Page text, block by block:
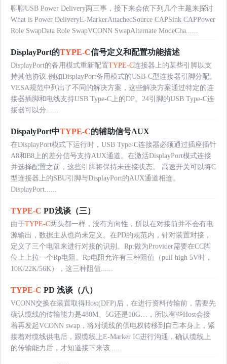
聊聊USB Power Delivery两三事，接下来会依下列几个主题来探讨
What is Power DeliveryE-MarkerAttachedSource CAPSink CAPPower
Role SwapData Role SwapVCONN SwapAlternate ModeCha......
DisplayPort的TYPE-C信号定义和配置功能描述
DisplayPort的备用模式重新配置TYPE-C连接器上的某些引脚以支
持其他协议.例如DisplayPort备用模式的USB-C型连接器引脚分配。
VESA规范中列出了不同的解决方案，这些解决方案通过特定的连
接器插脚和电线支持USB Type-C上的DP。24引脚的USB Type-C连
接器可以分......
DispalyPort中TYPE-C的辅助信号AUX
在DisplayPort模式下运行时，USB Type-C连接器必须通过插座插针
A8和B8上的差分信号支持AUX通道。在激活DisplayPort模式连接
并选择配置之前，这些引脚将保持未连接状态。 高速开关可以将C
型连接器上的SBU引脚与DisplayPort的AUX通道相连。
DisplayPort......
TYPE-C PD浅谈（三）
由于TYPE-C两头都一样，没有方向性，所以在对接前并不会有电
源输出，数据主从也尚未定义。在PD的规范内，针对装置对接，
定义了三个电阻来进行对接的识别。Rp:做为Provider需要在CC脚
位上上拉一个Rp电阻。Rp电阻允许有三种阻值（pull high 5V时，
10K/22K/56K），这三种阻值......
TYPE-C PD 浅谈（八）
VCONN交换在装置取得Host(DFP)后，在进行资料传输前，需要先
确认缆线的传输能力是480M、5G还是10G…，所以有些Host会接
着再发起VCONN swap，将对缆线的供电权转移到自己本身上，紧
接着对缆线供电后，跟缆线上E-Marker IC进行沟通，确认缆线上
的传输能力后，才知道接下来该......